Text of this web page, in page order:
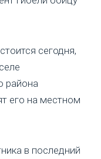
сегодня,
района
его на местном
в последний